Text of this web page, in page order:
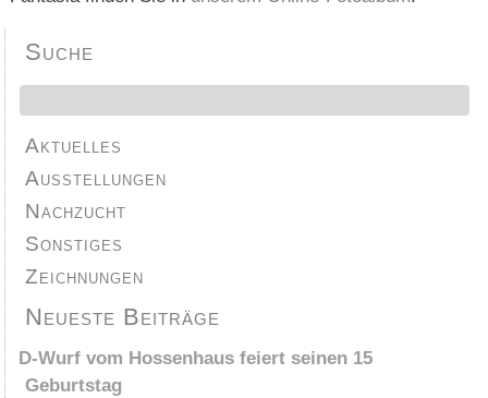
Suche
Aktuelles
Ausstellungen
Nachzucht
Sonstiges
Zeichnungen
Neueste Beiträge
D-Wurf vom Hossenhaus feiert seinen 15
Geburtstag